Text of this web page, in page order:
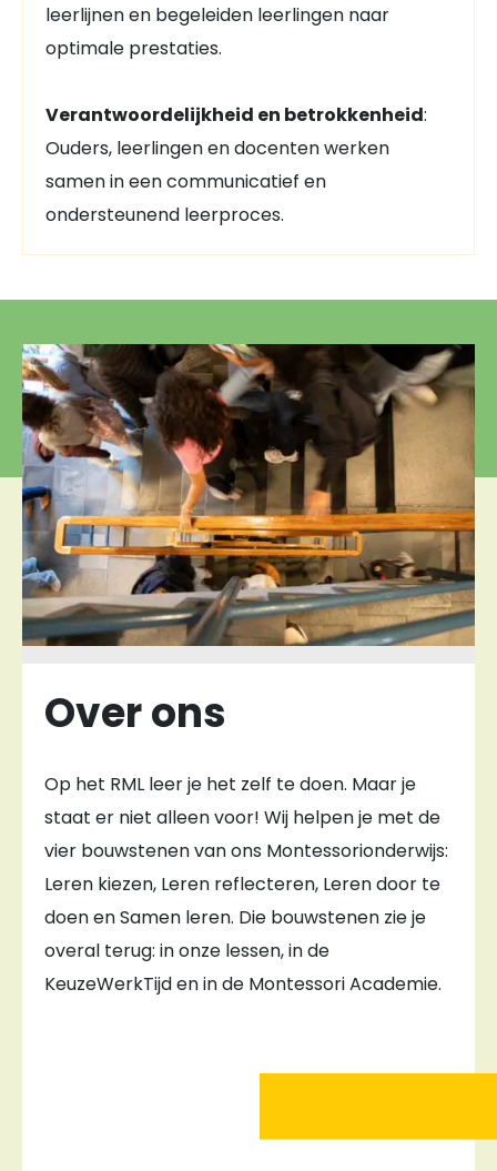
leerlijnen en begeleiden leerlingen naar
optimale prestaties.
Verantwoordelijkheid en betrokkenheid:
Ouders, leerlingen en docenten werken
samen in een communicatief en
ondersteunend leerproces.
Over ons
Op het RML leer je het zelf te doen. Maar je
staat er niet alleen voor! Wij helpen je met de
vier bouwstenen van ons Montessorionderwijs:
Leren kiezen, Leren reflecteren, Leren door te
doen en Samen leren. Die bouwstenen zie je
overal terug: in onze lessen, in de
KeuzeWerkTijd en in de Montessori Academie.